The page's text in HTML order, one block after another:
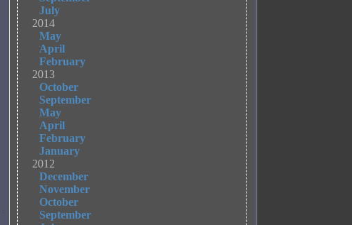
July
2014
May
April
February
2013
October
September
May
April
February
January
2012
December
November
October
September